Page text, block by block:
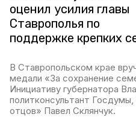
оценил усилия главы
Ставрополья по
поддержке крепких
В Ставропольском крае
медали «За сохранение
Инициативу губернатора
политконсультант
отцов» Павел Склянчук.